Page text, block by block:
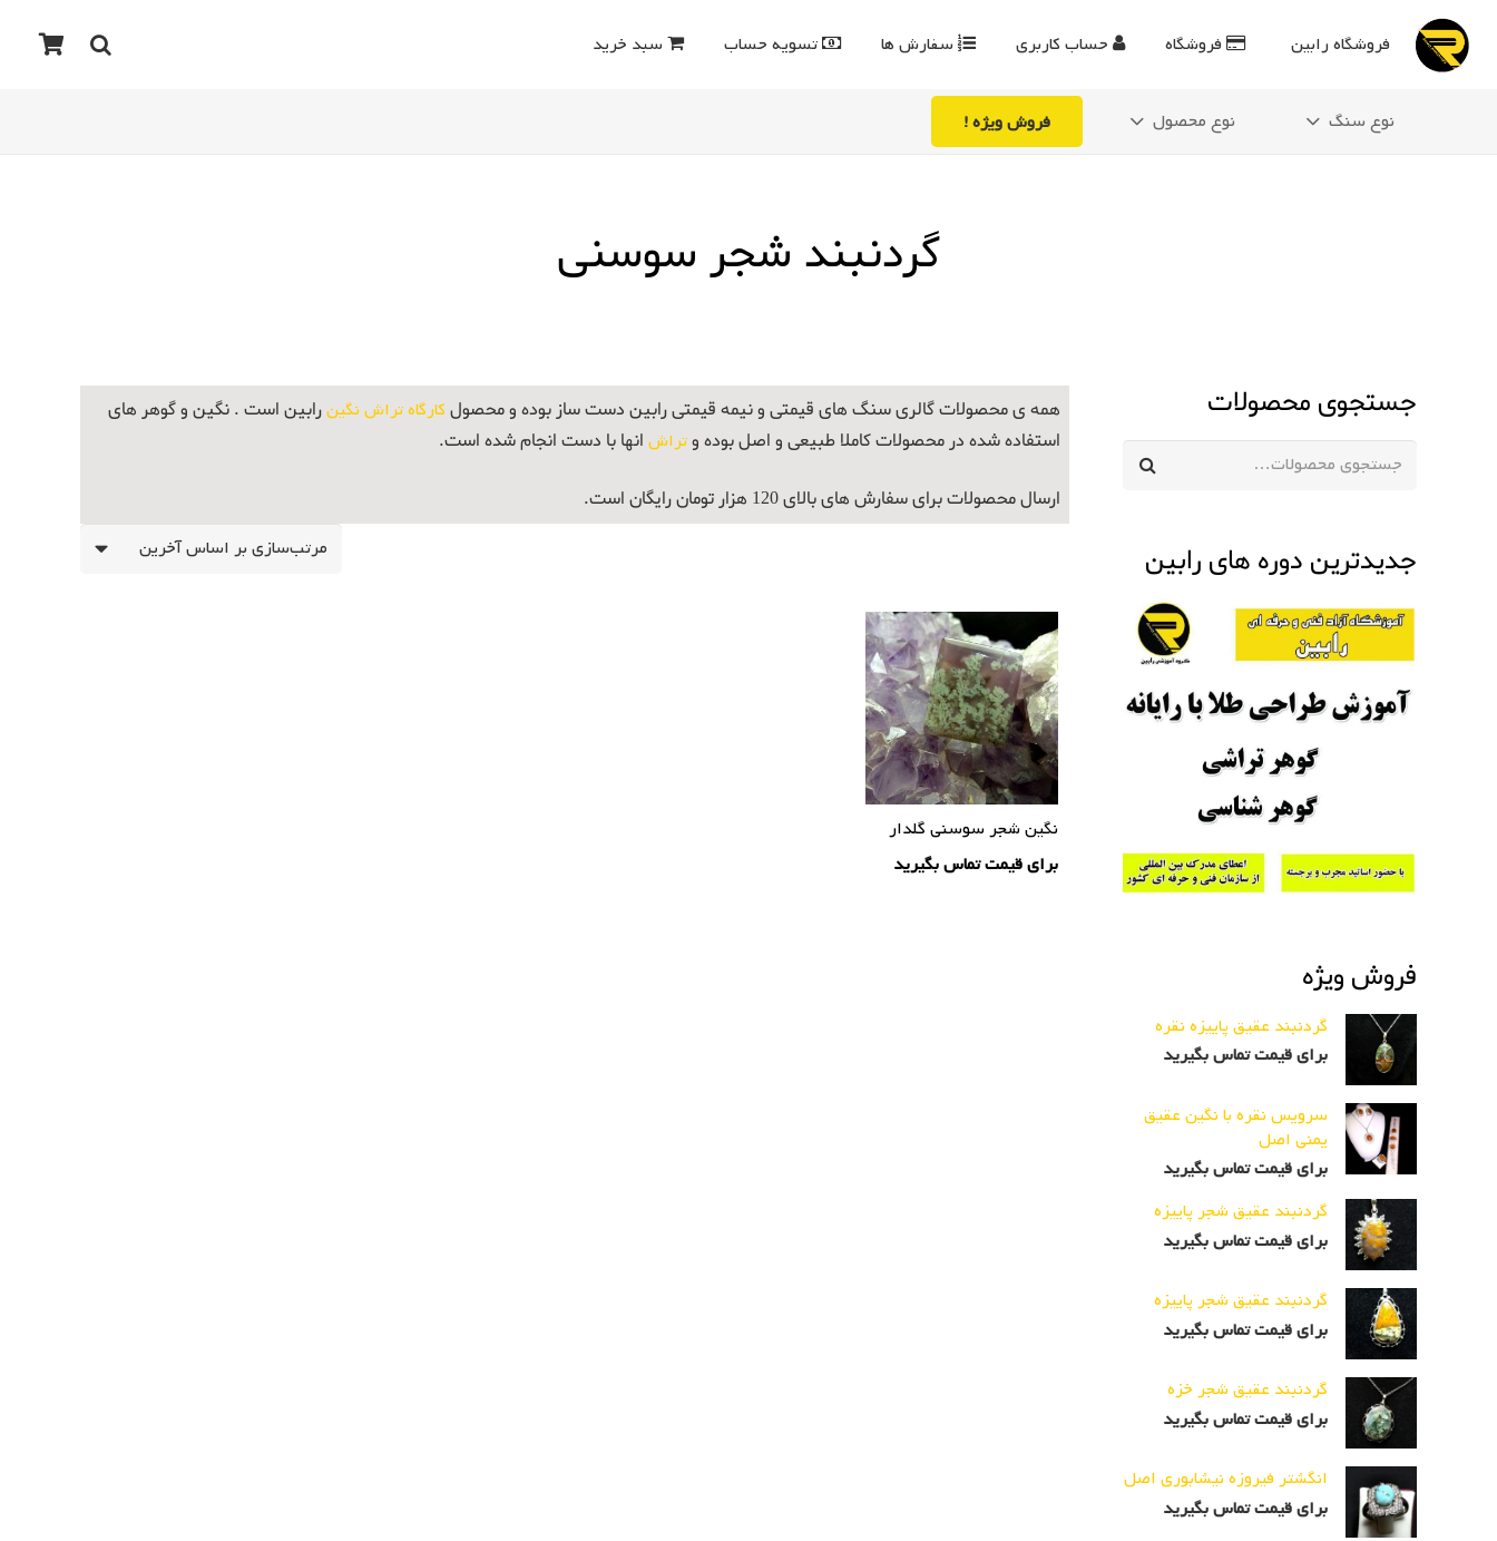
فروشگاه رابین فروشگاه حساب کاربری سفارش ها تسویه حساب سبد خرید
نوع سنگ نوع محصول فروش ویژه !
گردنبند شجر سوسنی
جستجوی محصولات
جستجو
جدیدترین دوره های رابین
فروش ویژه
گردنبند عقیق پاییزه نقره
برای قیمت تماس بگیرید
سرویس نقره با نگین عقیق
یمنی اصل
برای قیمت تماس بگیرید
گردنبند عقیق شجر پاییزه
برای قیمت تماس بگیرید
گردنبند عقیق شجر پاییزه
برای قیمت تماس بگیرید
گردنبند عقیق شجر خزه
برای قیمت تماس بگیرید
انگشتر فیروزه نیشابوری اصل
برای قیمت تماس بگیرید
همه ی محصولات گالری سنگ های قیمتی و نیمه قیمتی رابین دست ساز بوده و محصول کارگاه تراش نگینرابین است . نگین و گوهر های
استفاده شده در محصولات کاملا طبیعی و اصل بوده وتراش انها با دست انجام شده است.
ارسال محصولات برای سفارش های بالای 120 هزار تومان رایگان است.
نگین شجر سوسنی گلدار
برای قیمت تماس بگیرید